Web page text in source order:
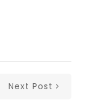
Next Post